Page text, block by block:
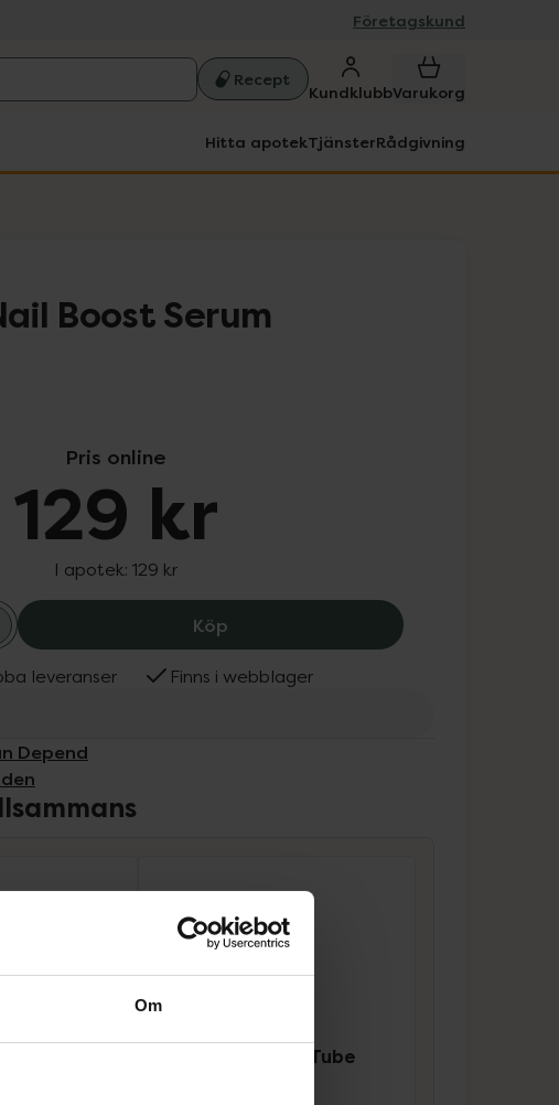
Om
Företagskund
Recept
KundklubbVarukorg
Hitta apotekTjänsterRådgivning
Boost Serum
Pris online
129 kr
I apotek: 129 kr
Köp Depend Nail Boost Serum, 129 kr.
leveranser Finns i webblager
Depend
4 av 5 i omdöme
Avocado Nail Oil Tube